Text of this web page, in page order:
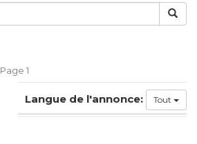
Page 1
Langue de l'annonce: Tout